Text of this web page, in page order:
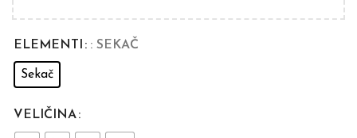
ELEMENTI : SEKAČ
Sekač
VELIČINA